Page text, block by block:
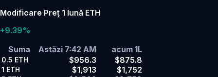
Modificare Preț 1 lună ETH
+9.39%
Suma
Astăzi 7:42 AM acum 1L
0.5 ETH $956.3 $875.8
1 ETH $1,913 $1,752